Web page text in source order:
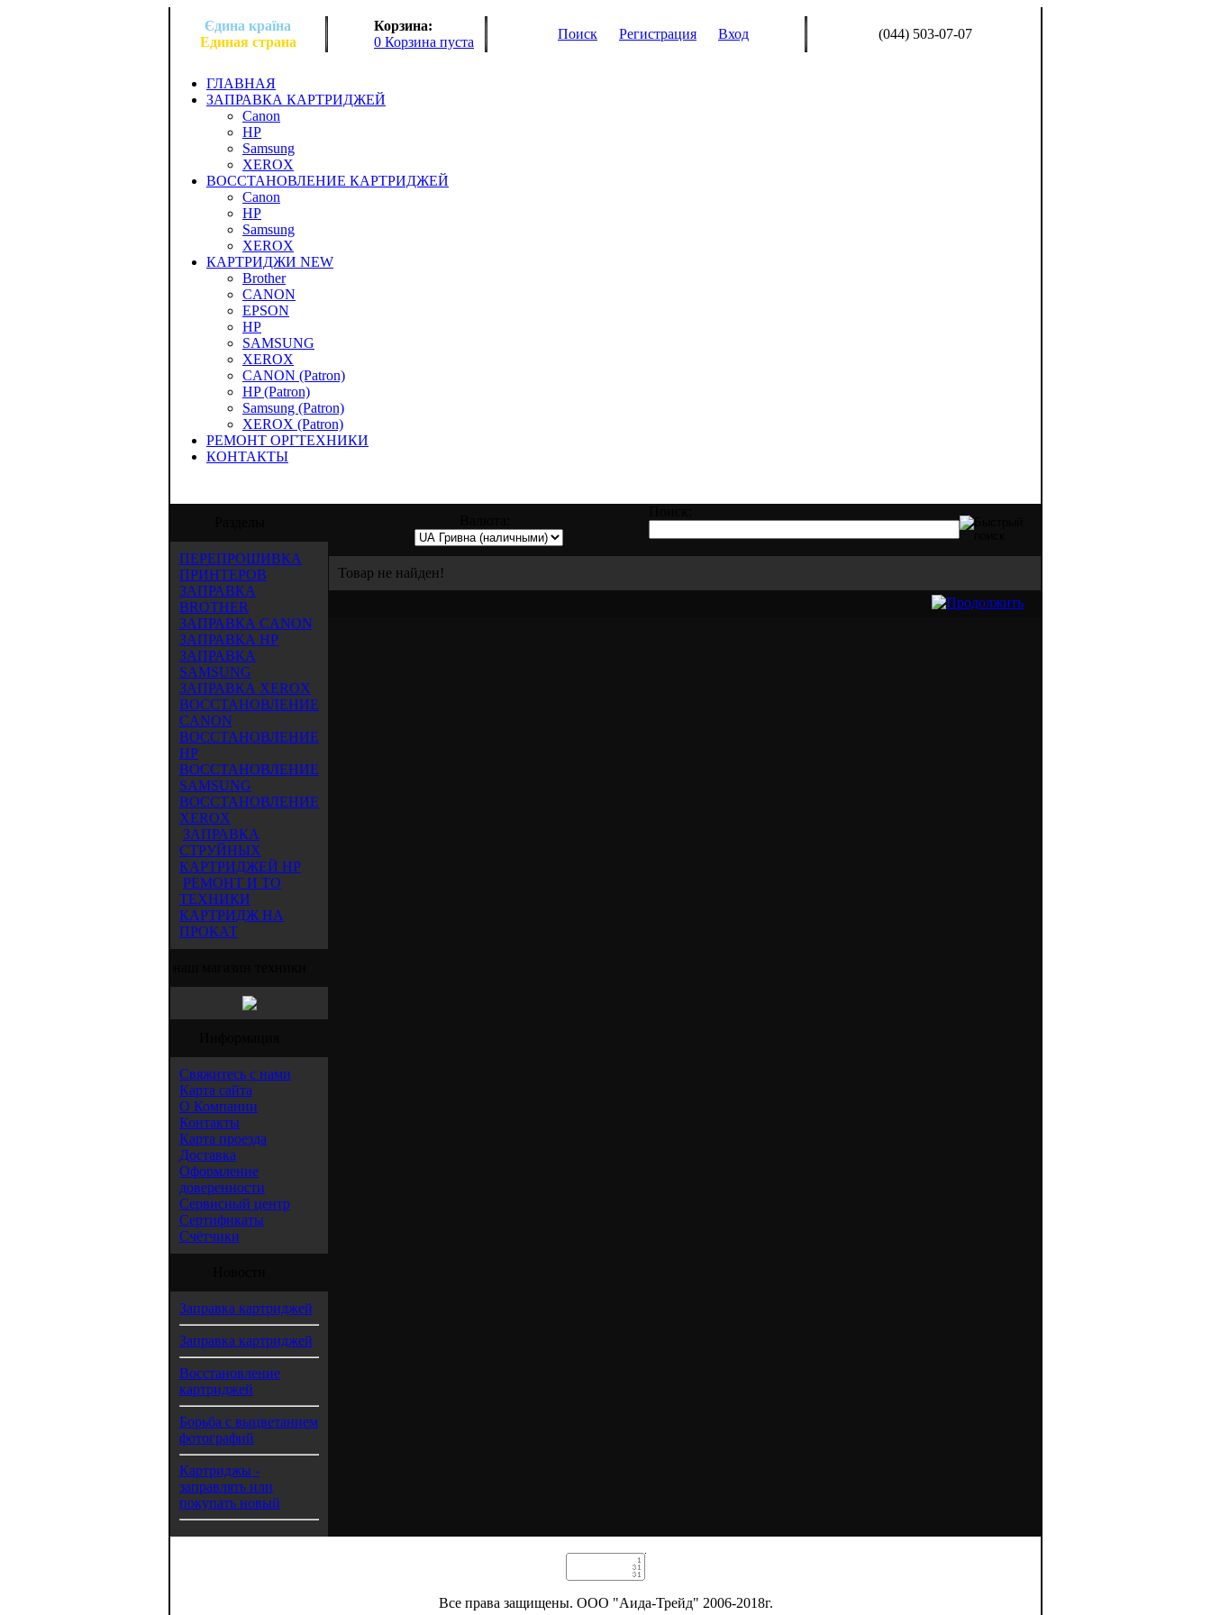
Єдина країна
Единая страна
Корзина:
0 Корзина пуста
Поиск Регистрация Вход (044) 503-07-07
ГЛАВНАЯ
ЗАПРАВКА КАРТРИДЖЕЙ
Canon
HP
Samsung
XEROX
ВОССТАНОВЛЕНИЕ КАРТРИДЖЕЙ
Canon
HP
Samsung
XEROX
КАРТРИДЖИ NEW
Brother
CANON
EPSON
HP
SAMSUNG
XEROX
CANON (Patron)
HP (Patron)
Samsung (Patron)
XEROX (Patron)
РЕМОНТ ОРГТЕХНИКИ
КОНТАКТЫ
ПЕРЕПРОШИВКА
ПРИНТЕРОВ
ЗАПРАВКА
BROTHER
ЗАПРАВКА CANON
ЗАПРАВКА HP
ЗАПРАВКА
SAMSUNG
ЗАПРАВКА XEROX
ВОССТАНОВЛЕНИЕ
CANON
ВОССТАНОВЛЕНИЕ
HP
ВОССТАНОВЛЕНИЕ
SAMSUNG
ВОССТАНОВЛЕНИЕ
XEROX
ЗАПРАВКА
СТРУЙНЫХ
КАРТРИДЖЕЙ HP
РЕМОНТ И ТО
ТЕХНИКИ
КАРТРИДЖ НА
ПРОКАТ
Свяжитесь с нами
Карта сайта
О Компании
Контакты
Карта проезда
Доставка
Оформление
доверенности
Сервисный центр
Сертификаты
Счётчики
Заправка картриджей
Заправка картриджей
Восстановление
картриджей
Борьба с выцветанием
фотографий
Картриджы -
заправлять или
покупать новый
Товар не найден!
Все права защищены. ООО "Аида-Трейд" 2006-2018г.